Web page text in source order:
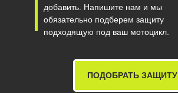
добавить. Напишите нам и мы
обязательно подберем защиту
подходящую под ваш мотоцикл.
ПОДОБРАТЬ ЗАЩИТУ